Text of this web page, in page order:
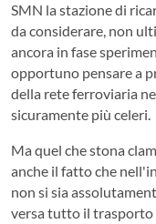
SMN la stazione di
da considerare, non
ancora in fase
opportuno pensare a
della rete ferroviaria
sicuramente più celeri.
Ma quel che stona
anche il fatto che
non si sia
versa tutto il trasporto